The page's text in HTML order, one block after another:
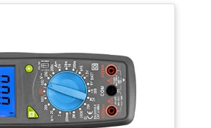
automatique. Affichage à 4 chiffres,
points. 【Sécurité】Double fusible
contre les surcharges pour
Ecran LCD rétro-éclairé. Testeur
avec signal sonore. 【Service client】
fournit un service de 36 mois et un